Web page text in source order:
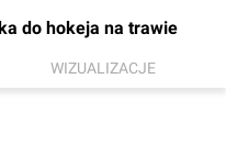
do hokeja na trawie
WIZUALIZACJE